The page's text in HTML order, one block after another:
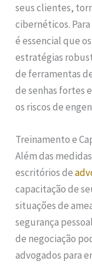
seus clientes,
cibernéticos.
é essencial que
estratégias
de ferramentas
de senhas fortes
os riscos de
Treinamento e
Além das
escritórios de
capacitação de
situações de
segurança
de negociação
advogados para